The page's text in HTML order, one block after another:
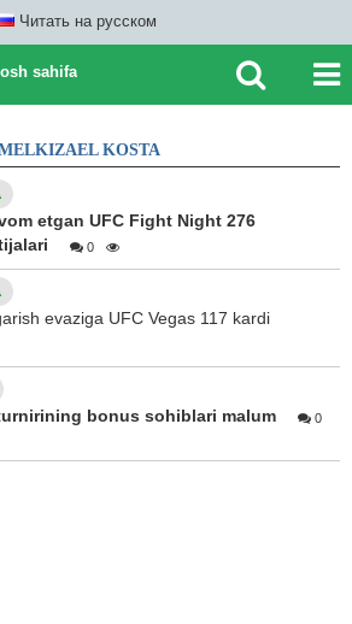
Читать на русском
sahifa
KOSTA
etgan UFC Fight Night 276
0
evaziga UFC Vegas 117 kardi
bonus sohiblari malum 0